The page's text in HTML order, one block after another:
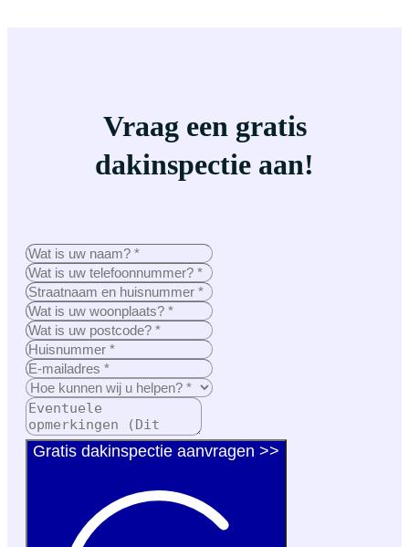
Vraag een gratis
dakinspectie aan!
Gratis dakinspectie aanvragen >>